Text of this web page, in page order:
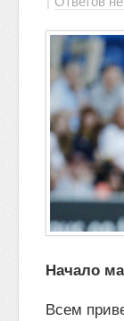
Начало
Всем